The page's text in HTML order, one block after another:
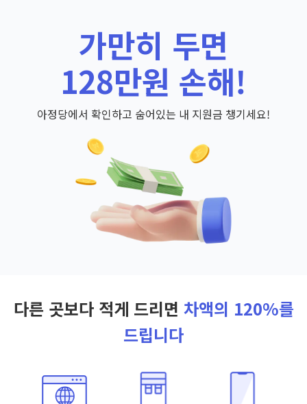
가만히 두면
128만원 손해!
아정당에서 확인하고 숨어있는 내 지원금 챙기세요!
다른 곳보다 적게 드리면 차액의 120%를
드립니다